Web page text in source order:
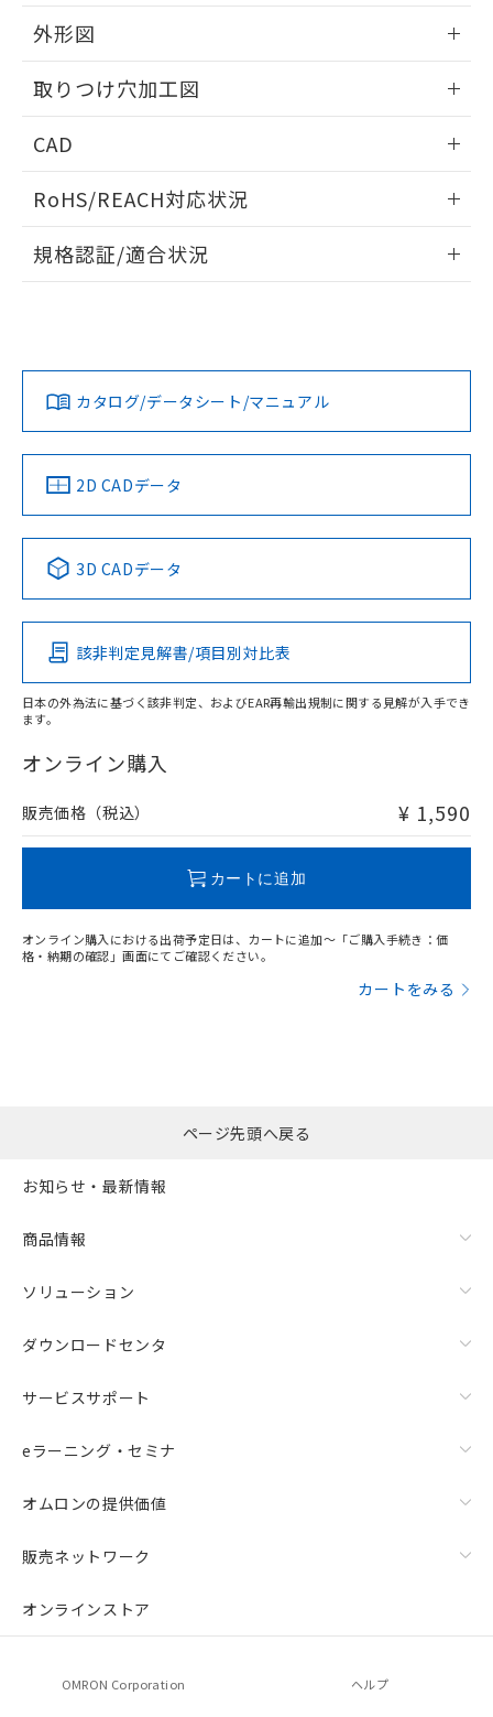
外形図
取りつけ穴加工図
CAD
ドすることができます。
ログイン/会員登録
ダウンロードデータをご利用いただく前に、以下を必ずお読
みください。
ソフトウェアの使用条件
RoHS/REACH対応状況
EU RoHS 注意事項・凡例
対応済み
中国 RoHS 注意事項・凡例
Pb Hg Cd Cr(VI)
O
在庫等で未対応品が混在する可能性があります。
問い合わせください。
規格認証/適合状況
LR型式承認
（イギリス
船舶規格）
DNV型式承認
（ノルウェー
BV型式承認
（フランス
KR型式
（韓国
No No No No
この製品の規格認証/適合状況ページへ
その他の認証はこちらのページからご検索ください
カタログ/データシート/マニュアル
2D CADデータ
3D CADデータ
該非判定見解書/項目別対比表
日本の外為法に基づく該非判定、およびEAR再輸出規制に関する見解が入手でき
ます。
オンライン購入
販売価格（税込） ¥ 1,590
カートに追加
オンライン購入における出荷予定日は、カートに追加～「ご購入手続き：価
格・納期の確認」画面にてご確認ください。
カートをみる
および当社の共同利用者が、当社の製
引・商談に必要な範囲で利用すること
をご了承ください。
※当社の共同利用者とは、
指します。
下記の非含有証明書をダウンロードするこ
とができます。
EU RoHS指令（10物質）の非含有証明書
51物質の非含有証明書（当社基準）
るもので、過去に遡って非含有を証明する
ものではありません。
また、RoHS指令のフタル酸エステル類４
荷製品に未対応品が混在することから備考
欄に対応日を記載しておりました。
す。
ページ先頭へ戻る
お知らせ・最新情報
商品情報
ソリューション
ダウンロードセンタ
サービスサポート
eラーニング・セミナ
オムロンの提供価値
販売ネットワーク
オンラインストア
OMRON Corporation ヘルプ